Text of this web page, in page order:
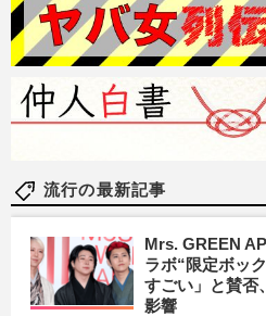
流行の最新記事
Mrs. GREEN
ラボ“限定ボッ
すごい」と賛否
影響